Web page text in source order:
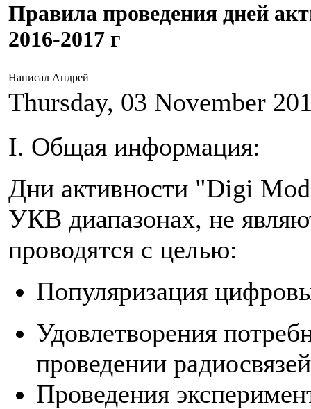
Правила проведения дней
2016-2017 г
Написал Андрей
Thursday, 03 November
I. Общая информация:
Дни активности "Digi
УКВ диапазонах, не
проводятся с целью:
Популяризация
Удовлетворения
проведении
Проведения